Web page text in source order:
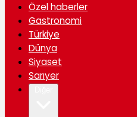
Özel haberler
Gastronomi
Türkiye
Dünya
Siyaset
Sarıyer